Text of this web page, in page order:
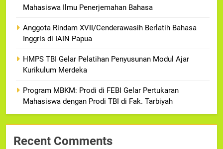
Mahasiswa Ilmu Penerjemahan Bahasa
Anggota Rindam XVII/Cenderawasih Berlatih Bahasa
Inggris di IAIN Papua
HMPS TBI Gelar Pelatihan Penyusunan Modul Ajar
Kurikulum Merdeka
Program MBKM: Prodi di FEBI Gelar Pertukaran
Mahasiswa dengan Prodi TBI di Fak. Tarbiyah
Recent Comments